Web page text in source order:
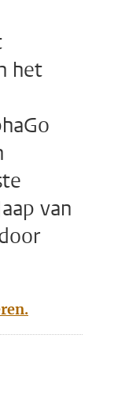
het
van